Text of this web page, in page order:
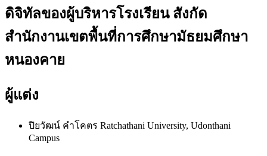
ดิจิทัลของผู้บริหารโรงเรียน สังกัด
สำนักงานเขตพื้นที่การศึกษามัธยมศึกษา
หนองคาย
ผู้แต่ง
ปิยวัฒน์ คำโคตร Ratchathani University, Udonthani
Campus